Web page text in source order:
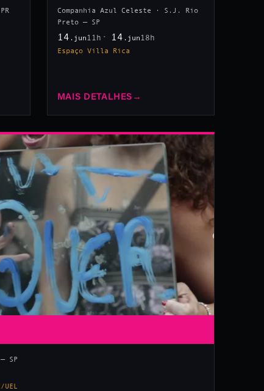
Companhia Azul Celeste · S.J. Rio
Preto — SP
14 .jun11h 14 .jun18h
Espaço Villa Rica
MAIS DETALHES →
SP